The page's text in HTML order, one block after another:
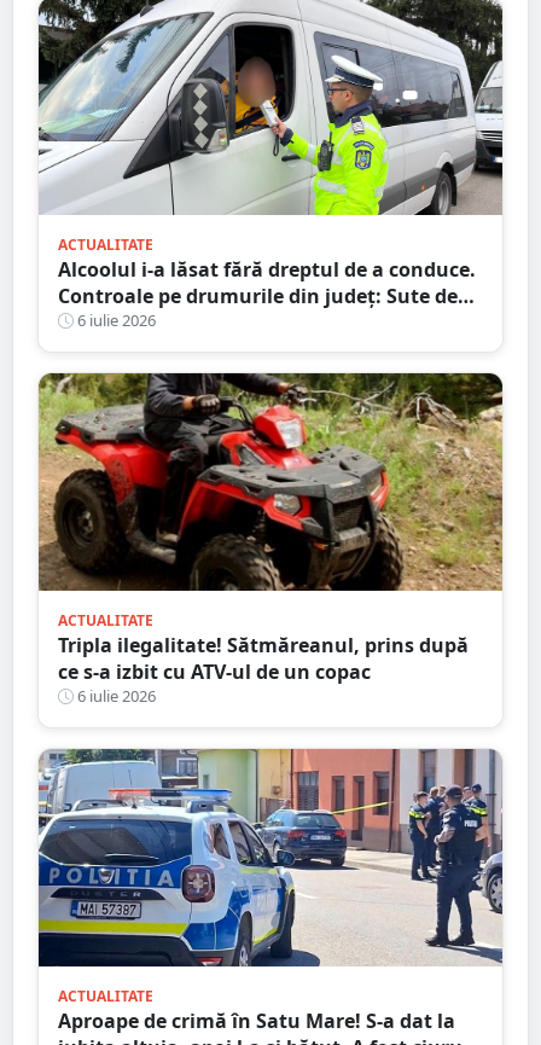
ACTUALITATE
Alcoolul i-a lăsat fără dreptul de a conduce.
Controale pe drumurile din județ: Sute de
amenzi și zeci de șoferi lăsați fără permise
6 iulie 2026
ACTUALITATE
Tripla ilegalitate! Sătmăreanul, prins după
ce s-a izbit cu ATV-ul de un copac
6 iulie 2026
ACTUALITATE
Aproape de crimă în Satu Mare! S-a dat la